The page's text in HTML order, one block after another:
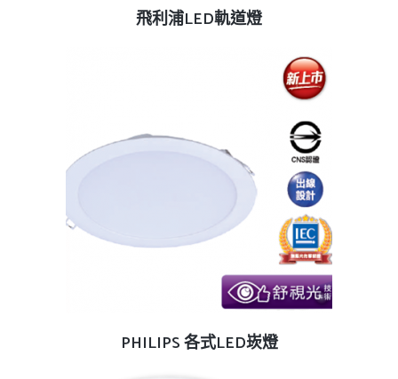
查看內容
飛利浦LED軌道燈
查看內容
PHILIPS 各式LED崁燈